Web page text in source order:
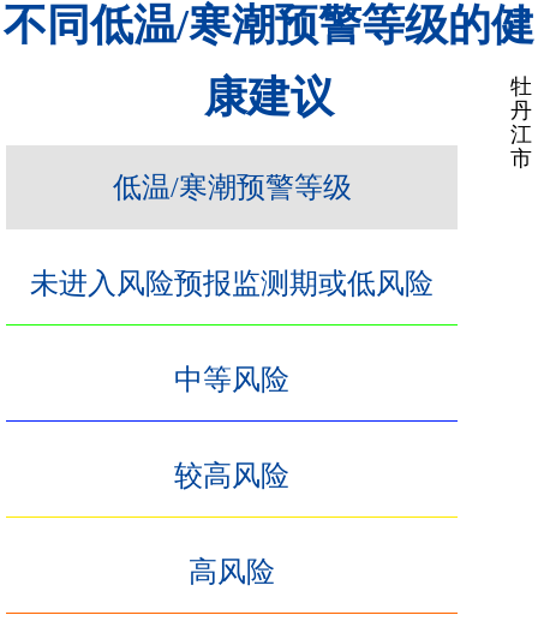
牡
丹
江
市
不同低温/寒潮预警等级的健
康建议
低温/寒潮预警等级
未进入风险预报监测期或低风险
中等风险
较高风险
高风险